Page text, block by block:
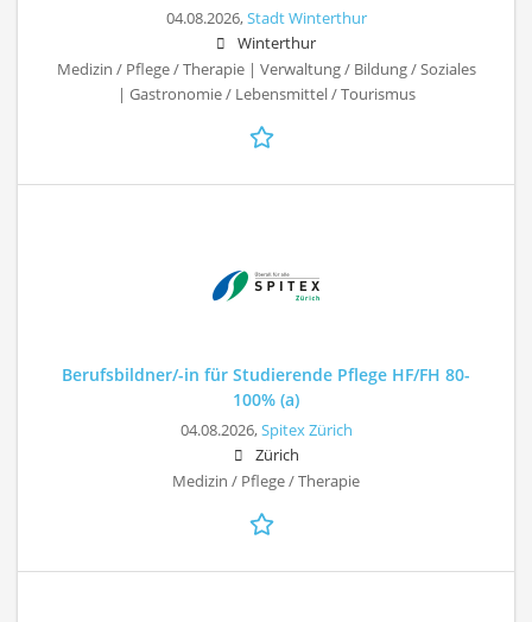
04.08.2026,Stadt Winterthur
Winterthur
Medizin / Pflege / Therapie | Verwaltung / Bildung / Soziales
| Gastronomie / Lebensmittel / Tourismus
Berufsbildner/-in für Studierende Pflege HF/FH 80-
100% (a)
04.08.2026,Spitex Zürich
Zürich
Medizin / Pflege / Therapie